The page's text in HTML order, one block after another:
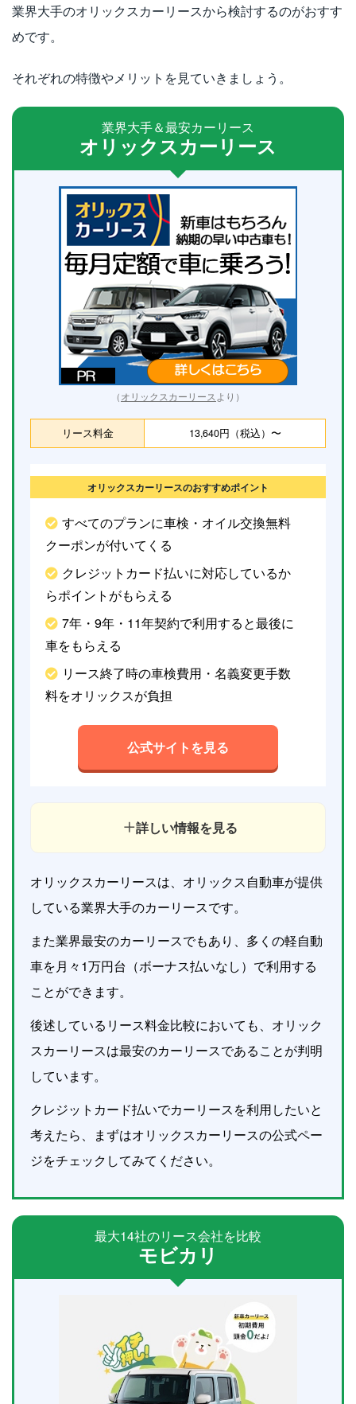
業界大手のオリックスカーリースから検討するのがおすす
めです。
それぞれの特徴やメリットを見ていきましょう。
業界大手＆最安カーリース
オリックスカーリース
（オリックスカーリース より）
リース料金 13,640円（税込）〜
オリックスカーリースのおすすめポイント
すべてのプランに車検・オイル交換無料
クーポンが付いてくる
クレジットカード払いに対応しているか
らポイントがもらえる
7年・9年・11年契約で利用すると最後に
車をもらえる
リース終了時の車検費用・名義変更手数
料をオリックスが負担
公式サイトを見る
詳しい情報を見る
オリックスカーリースは、オリックス自動車が提供
している業界大手のカーリースです。
また業界最安のカーリースでもあり、多くの軽自動
車を月々1万円台（ボーナス払いなし）で利用する
ことができます。
後述しているリース料金比較においても、オリック
スカーリースは最安のカーリースであることが判明
しています。
クレジットカード払いでカーリースを利用したいと
考えたら、まずはオリックスカーリースの公式ペー
ジをチェックしてみてください。
最大14社のリース会社を比較
モビカリ